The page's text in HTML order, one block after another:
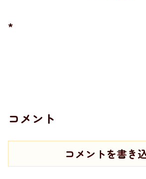
*
コメント
コメントを書き